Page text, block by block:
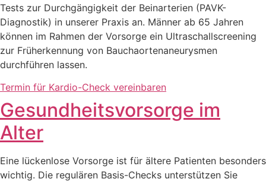
Tests zur Durchgängigkeit der Beinarterien (PAVK-
Diagnostik) in unserer Praxis an. Männer ab 65 Jahren
können im Rahmen der Vorsorge ein Ultraschallscreening
zur Früherkennung von Bauchaortenaneurysmen
durchführen lassen.
Termin für Kardio-Check vereinbaren
Gesundheitsvorsorge im
Alter
Eine lückenlose Vorsorge ist für ältere Patienten besonders
wichtig. Die regulären Basis-Checks unterstützen Sie